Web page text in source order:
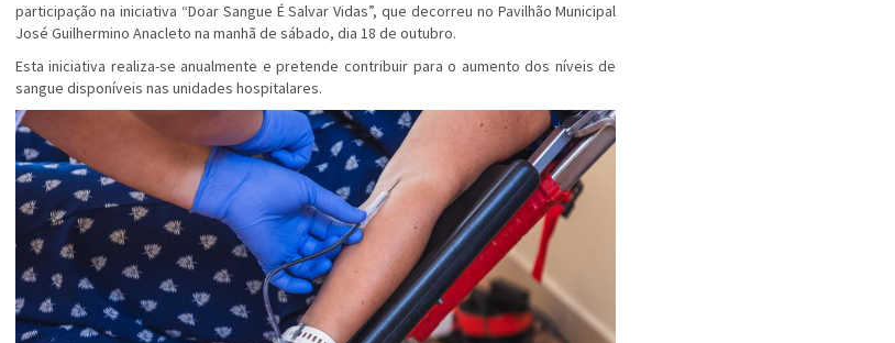
participação na iniciativa “Doar Sangue É Salvar Vidas”, que decorreu no Pavilhão Municipal
José Guilhermino Anacleto na manhã de sábado, dia 18 de outubro.
Esta iniciativa realiza-se anualmente e pretende contribuir para o aumento dos níveis de
sangue disponíveis nas unidades hospitalares.